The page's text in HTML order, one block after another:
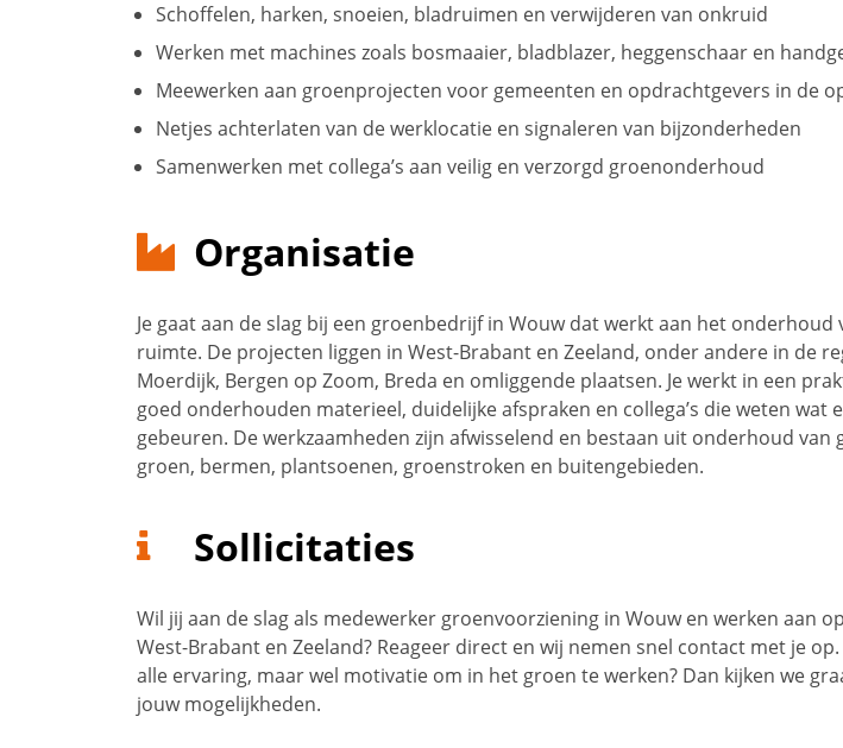
Schoffelen, harken, snoeien, bladruimen en verwijderen van onkruid
Werken met machines zoals bosmaaier, bladblazer, heggenschaar en
Meewerken aan groenprojecten voor gemeenten en opdrachtgevers in de
Netjes achterlaten van de werklocatie en signaleren van bijzonderheden
Samenwerken met collega’s aan veilig en verzorgd groenonderhoud
Organisatie
Je gaat aan de slag bij een groenbedrijf in Wouw dat werkt aan het onderhoud
ruimte. De projecten liggen in West-Brabant en Zeeland, onder andere in de
Moerdijk, Bergen op Zoom, Breda en omliggende plaatsen. Je werkt in een
goed onderhouden materieel, duidelijke afspraken en collega’s die weten wat
gebeuren. De werkzaamheden zijn afwisselend en bestaan uit onderhoud van
groen, bermen, plantsoenen, groenstroken en buitengebieden.
Sollicitaties
Wil jij aan de slag als medewerker groenvoorziening in Wouw en werken aan
West-Brabant en Zeeland? Reageer direct en wij nemen snel contact met je
alle ervaring, maar wel motivatie om in het groen te werken? Dan kijken we
jouw mogelijkheden.